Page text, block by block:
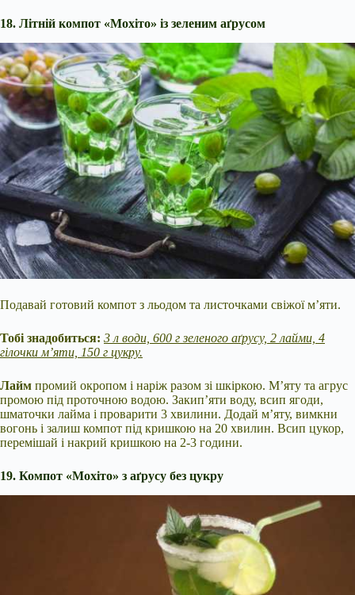
18. Літній компот «Мохіто» із зеленим аґрусом
Подавай готовий компот з льодом та листочками свіжої м’яти.
Тобі знадобиться: 3 л води, 600 г зеленого аґрусу, 2 лайми, 4
гілочки м’яти, 150 г цукру.
Лайм промий окропом і наріж разом зі шкіркою. М’яту та агрус
промою під проточною водою. Закип’яти воду, всип ягоди,
шматочки лайма і проварити 3 хвилини. Додай м’яту, вимкни
вогонь і залиш компот під кришкою на 20 хвилин. Всип цукор,
перемішай і накрий кришкою на 2-3 години.
19. Компот «Мохіто» з аґрусу без цукру